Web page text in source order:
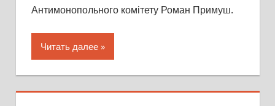
Антимонопольного комітету Роман Примуш.
Читать далее